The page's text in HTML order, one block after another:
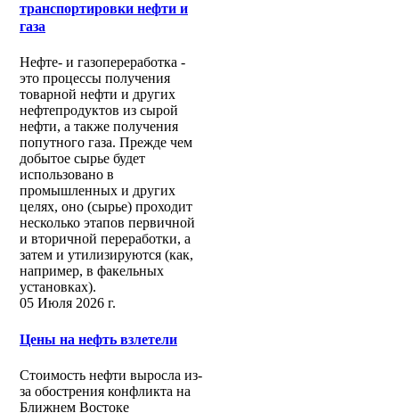
транспортировки нефти и
газа
Нефте- и газопереработка -
это процессы получения
товарной нефти и других
нефтепродуктов из сырой
нефти, а также получения
попутного газа. Прежде чем
добытое сырье будет
использовано в
промышленных и других
целях, оно (сырье) проходит
несколько этапов первичной
и вторичной переработки, а
затем и утилизируются (как,
например, в факельных
установках).
05 Июля 2026 г.
Цены на нефть взлетели
Стоимость нефти выросла из-
за обострения конфликта на
Ближнем Востоке